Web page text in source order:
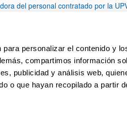
personalizar el contenido y
compartimos información
publicidad y análisis web,
o que hayan recopilado a partir
del personal contratado por la
del animalario de los Servicios
del animal de laboratorio
Página
1 ...Páginas intermedias Use
Página
14 Página
15 Página
16 ...